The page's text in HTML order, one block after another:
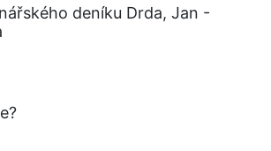
deníku Drda, Jan -